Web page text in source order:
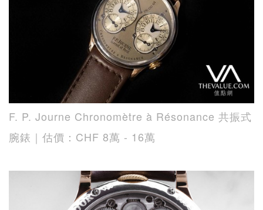
F. P. Journe Chronomètre à Résonance 共振式
腕錶｜估價：CHF 8萬 - 16萬